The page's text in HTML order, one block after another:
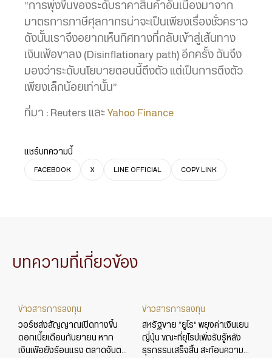
“การพุ่งขึ้นของระดับราคาสินค้าอันเนื่องมาจาก
มาตรการภาษีศุลกากรน่าจะเป็นเพียงเรื่องชั่วคราว
ดังนั้นเราจึงอยากเห็นทิศทางที่กลับเข้าสู่เส้นทาง
เงินเฟ้อขาลง (Disinflationary path) อีกครั้ง ฉันจึง
มองว่าระดับนโยบายตอนนี้ตึงตัว แต่เป็นการตึงตัว
เพียงเล็กน้อยเท่านั้น”
ที่มา : Reuters และ Yahoo Finance
แชร์บทความนี้
FACEBOOK X LINE OFFICIAL COPY LINK
บทความที่เกี่ยวข้อง
ข่าวสารการลงทุน
วอร์ชส่งสัญญาณเปิดทางขึ้น
ดอกเบี้ยเดือนกันยายน หาก
เงินเฟ้อยังร้อนแรง ตลาดจับตา
ข่าวสารการลงทุน
สหรัฐขาย “ยูโร” พยุงค่าเงินเยน
ญี่ปุ่น ขณะที่ยุโรปเพิ่งรับรู้หลัง
ธุรกรรมเสร็จสิ้น สะท้อนความ